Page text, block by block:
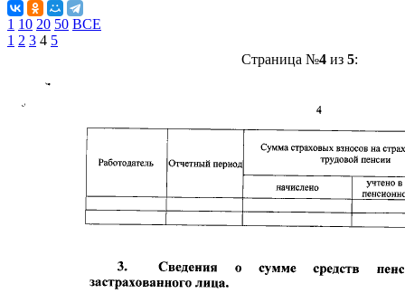
1 10 20 50 ВСЕ
1 2 3 4 5
Страница №4из 5: